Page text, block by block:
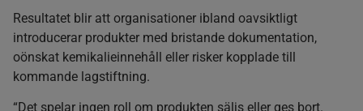
Resultatet blir att organisationer ibland oavsiktligt
introducerar produkter med bristande dokumentation,
oönskat kemikalieinnehåll eller risker kopplade till
kommande lagstiftning.
“Det spelar ingen roll om produkten säljs eller ges bort.